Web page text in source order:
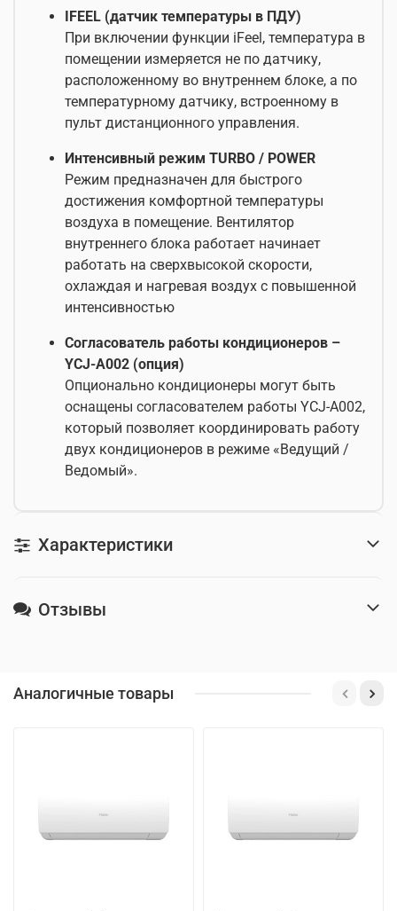
IFEEL (датчик температуры в ПДУ)
При включении функции iFeel, температура в
помещении измеряется не по датчику,
расположенному во внутреннем блоке, а по
температурному датчику, встроенному в
пульт дистанционного управления.
Интенсивный режим TURBO / POWER
Режим предназначен для быстрого
достижения комфортной температуры
воздуха в помещение. Вентилятор
внутреннего блока работает начинает
работать на сверхвысокой скорости,
охлаждая и нагревая воздух с повышенной
интенсивностью
Согласователь работы кондиционеров –
YCJ-A002 (опция)
Опционально кондиционеры могут быть
оснащены согласователем работы YCJ-A002,
который позволяет координировать работу
двух кондиционеров в режиме «Ведущий /
Ведомый».
Характеристики
Отзывы
Аналогичные товары